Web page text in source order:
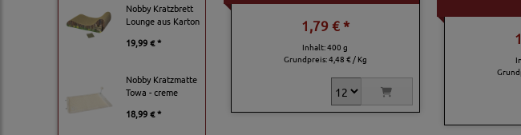
Nobby Kratzbrett
Lounge aus Karton
19,99 € *
Nobby Kratzmatte
Towa - creme
18,99 € *
1,79 € *
Inhalt: 400 g
Grundpreis:4,48 € / Kg